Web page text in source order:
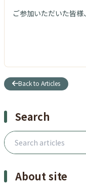
ご参加いただいた皆様
Back to Articles
Search
Search articles
About site